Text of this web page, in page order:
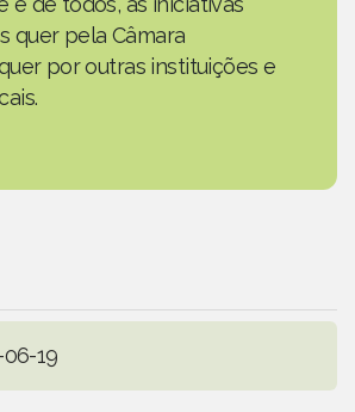
quer pela Câmara
por outras instituições e
06-19